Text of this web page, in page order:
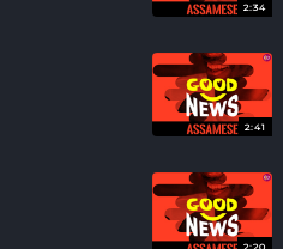
2:34
2:41